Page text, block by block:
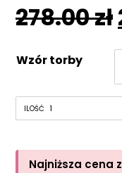
278.00zł
Wzór torby
Najniższa cena